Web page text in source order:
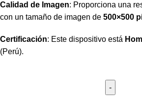
Calidad de Imagen: Proporciona una
con un tamaño de imagen de 500×500
Certificación: Este dispositivo está
(Perú).